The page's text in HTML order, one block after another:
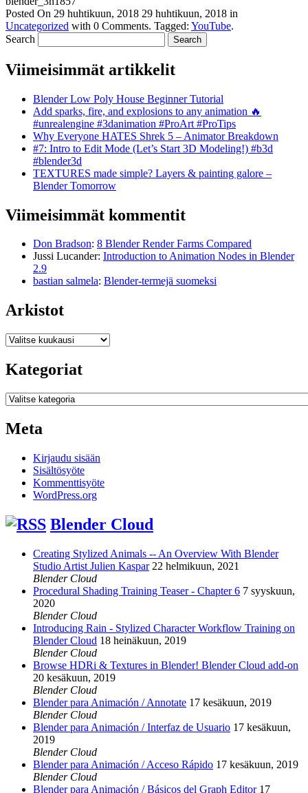
Posted On 29 huhtikuun, 2018 29 huhtikuun, 2018 in
Uncategorized with 0 Comments. Tagged: YouTube.
Search
Viimeisimmät artikkelit
Blender Low Poly House Beginner Tutorial
Add sparks, fire, and explosions to any animation 🔥
#unrealengine #3danimation #ProArt #ProTips
Why Everyone HATES Shrek 5 – Animator Breakdown
#7: Intro to Edit Mode (Let’s Start 3D Modeling!) #b3d
#blender3d
TEXTURES made simple? Layers & painting galore –
Blender Tomorrow
Viimeisimmät kommentit
Don Bradson: 8 Blender Render Farms Compared
Jussi Lucander: Introduction to Animation Nodes in Blender
2.9
bastian salmela: Blender-termejä suomeksi
Arkistot
Arkistot
Kategoriat
Kategoriat
Meta
Kirjaudu sisään
Sisältösyöte
Kommenttisyöte
WordPress.org
Blender Cloud
Creating Stylized Animals -- An Overview With Blender
Studio Artist Julien Kaspar 22 helmikuun, 2021
Blender Cloud
Procedural Shading Training Teaser - Chapter 6 7 syyskuun,
2020
Blender Cloud
Introducing Rain - Stylized Character Workflow Training on
Blender Cloud 18 heinäkuun, 2019
Blender Cloud
Browse HDRi & Textures in Blender! Blender Cloud add-on
20 kesäkuun, 2019
Blender Cloud
Blender para Animación / Annotate 17 kesäkuun, 2019
Blender Cloud
Blender para Animación / Interfaz de Usuario 17 kesäkuun,
2019
Blender Cloud
Blender para Animación / Acceso Rápido 17 kesäkuun, 2019
Blender Cloud
Blender para Animación / Básicos del Graph Editor 17